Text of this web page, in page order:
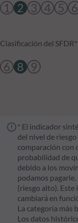
1 2 3 4 5 6
Clasificación del
6 8 9
* El indicador
del nivel de
comparación con
probabilidad de
debido a los
podamos
(riesgo alto).
cambiará en
La categoría más
Los datos